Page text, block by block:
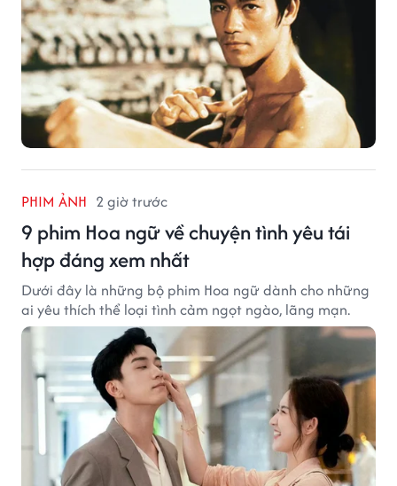
PHIM ẢNH 2 giờ trước
9 phim Hoa ngữ về chuyện tình yêu tái
hợp đáng xem nhất
Dưới đây là những bộ phim Hoa ngữ dành cho những
ai yêu thích thể loại tình cảm ngọt ngào, lãng mạn.